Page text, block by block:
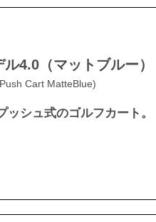
4.0（マットブルー）
Cart MatteBlue)
ッシュ式のゴルフカート。